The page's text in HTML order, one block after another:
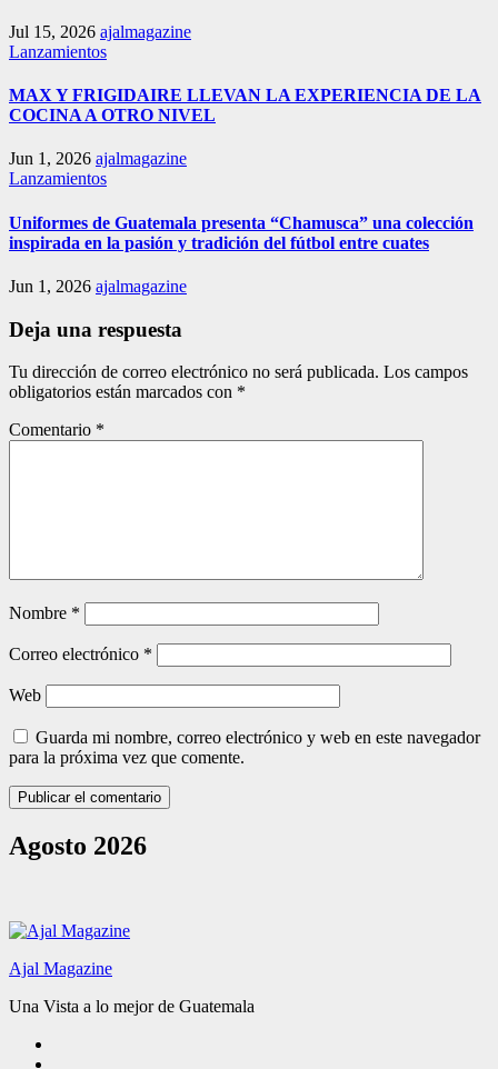
Jul 15, 2026 ajalmagazine
Lanzamientos
MAX Y FRIGIDAIRE LLEVAN LA EXPERIENCIA DE LA
COCINA A OTRO NIVEL
Jun 1, 2026 ajalmagazine
Lanzamientos
Uniformes de Guatemala presenta “Chamusca” una colección
inspirada en la pasión y tradición del fútbol entre cuates
Jun 1, 2026 ajalmagazine
Deja una respuesta
Tu dirección de correo electrónico no será publicada. Los campos
obligatorios están marcados con *
Comentario *
Nombre *
Correo electrónico *
Web
Guarda mi nombre, correo electrónico y web en este navegador
para la próxima vez que comente.
Agosto 2026
Ajal Magazine
Una Vista a lo mejor de Guatemala